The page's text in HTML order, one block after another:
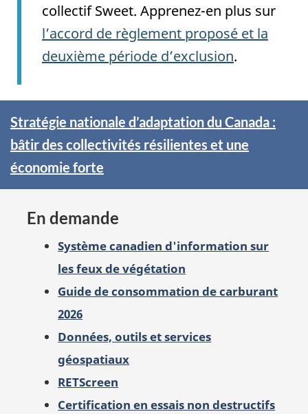
collectif Sweet. Apprenez-en plus sur
l’accord de règlement proposé et la
deuxième période d’exclusion.
Pleins
feux
sur
Stratégie nationale d’adaptation du Canada :
bâtir des collectivités résilientes et une
économie forte
En demande
Système canadien d'information sur
les feux de végétation
Guide de consommation de carburant
2026
Données, outils et services
géospatiaux
RETScreen
Certification en essais non destructifs